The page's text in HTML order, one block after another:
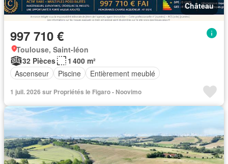
Château
997 710 €
Toulouse, Saint-léon
32 Pièces
1 400 m²
Ascenseur
Piscine Entièrement meublé
1 juil. 2026 sur Propriétés le Figaro - Noovimo